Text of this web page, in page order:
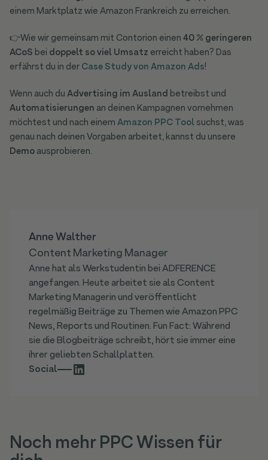
einem Marktplatz wie Amazon Frankreich zu erreichen.
👉Wie wir gemeinsam mit Contorion einen40 % geringeren
ACoS bei doppelt so viel Umsatz erreicht haben? Das
erfährst du in derCase Study von Amazon Ads!
Wenn auch duAdvertising im Ausland betreibst und
Automatisierungen an deinen Kampagnen vornehmen
möchtest und nach einemAmazon PPC Toolsuchst, was
genau nach deinen Vorgaben arbeitet, kannst du unsere
Demoausprobieren.
Anne Walther
Content Marketing Manager
Anne hat als Werkstudentin bei ADFERENCE
angefangen. Heute arbeitet sie als Content
Marketing Managerin und veröffentlicht
regelmäßig Beiträge zu Themen wie Amazon PPC
News, Reports und Routinen. Fun Fact: Während
sie die Blogbeiträge schreibt, hört sie immer eine
ihrer geliebten Schallplatten.
Social
Noch mehr PPC Wissen für